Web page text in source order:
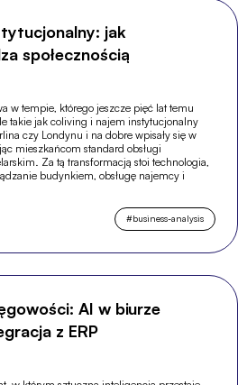
jak
społecznością
w tempie, którego jeszcze pięć lat temu
takie jak coliving i najem instytucjonalny
czy Londynu i na dobre wpisały się w
mieszkańcom standard obsługi
Za tą transformacją stoi technologia,
budynkiem, obsługę najemcy i
#business-analysis
AI w biurze
z ERP